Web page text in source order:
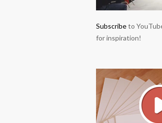
Subscribeto
for inspiration!